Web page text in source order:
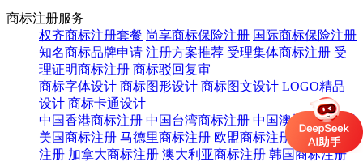
商标注册服务
权齐商标注册套餐 尚享商标保险注册 国际商标保险注册
知名商标品牌申请 注册方案推荐 受理集体商标注册 受
理证明商标注册 商标驳回复审
商标字体设计 商标图形设计 商标图文设计 LOGO精品
设计 商标卡通设计
中国香港商标注册 中国台湾商标注册 中国澳门商标注册
美国商标注册 马德里商标注册 欧盟商标注册
英国商标
注册 加拿大商标注册 澳大利亚商标注册 韩国商标注册